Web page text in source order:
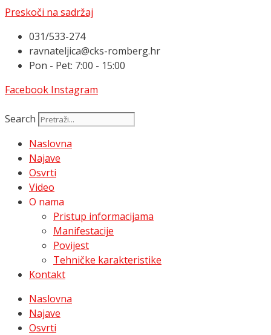
Preskoči na sadržaj
031/533-274
ravnateljica@cks-romberg.hr
Pon - Pet: 7:00 - 15:00
Facebook Instagram
Search
Naslovna
Najave
Osvrti
Video
O nama
Pristup informacijama
Manifestacije
Povijest
Tehničke karakteristike
Kontakt
Naslovna
Najave
Osvrti